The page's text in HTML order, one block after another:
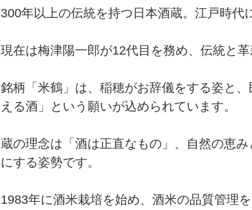
300年以上の伝統を持つ日本酒蔵。江戸時代
現在は梅津陽一郎が12代目を務め、伝統と
銘柄「米鶴」は、稲穂がお辞儀をする姿と
える酒」という願いが込められています。
蔵の理念は「酒は正直なもの」、自然の恵
にする姿勢です。
1983年に酒米栽培を始め、酒米の品質管理を